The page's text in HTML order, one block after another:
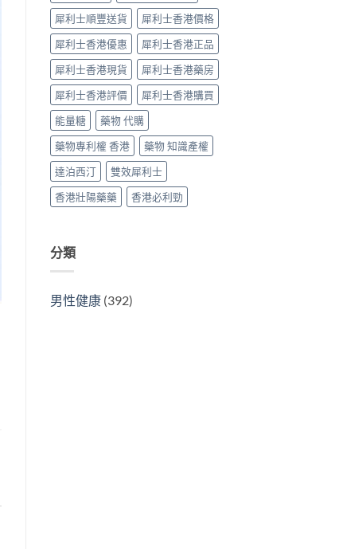
犀利士順豐送貨
犀利士香港價格
犀利士香港優惠
犀利士香港正品
犀利士香港現貨
犀利士香港藥房
犀利士香港評價
犀利士香港購買
能量糖
藥物 代購
藥物專利權 香港
藥物 知識產權
達泊西汀
雙效犀利士
香港壯陽藥藥
香港必利勁
分類
男性健康(392)